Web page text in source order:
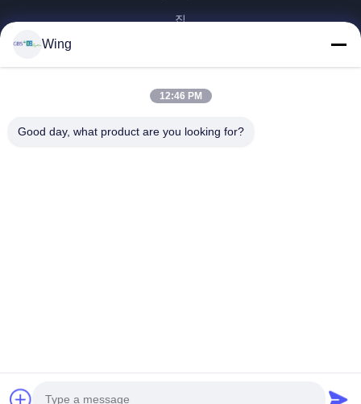
집
비디오
VR 쇼
공장 투어
© 2026 Zhejiang GBS Energy Co., Ltd.. All Rights Reserved.
Wing
12:46 PM
Good day, what product are you looking for?